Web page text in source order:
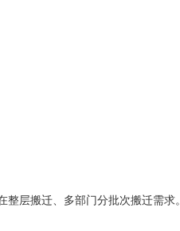
层搬迁、多部门分批次搬迁需求。